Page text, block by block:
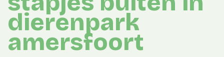
dierenpark
amersfoort